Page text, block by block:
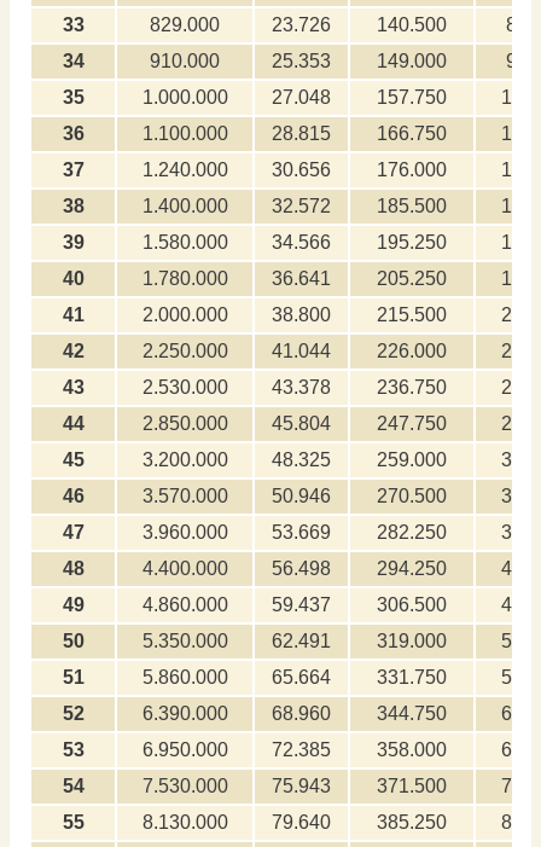
33
829.000 23.726 140.500
34
910.000 25.353 149.000
35
1.000.000 27.048 157.750
36
1.100.000 28.815 166.750
37
1.240.000 30.656 176.000
38
1.400.000 32.572 185.500
39
1.580.000 34.566 195.250
40
1.780.000 36.641 205.250
41
2.000.000 38.800 215.500
42
2.250.000 41.044 226.000
43
2.530.000 43.378 236.750
44
2.850.000 45.804 247.750
45
3.200.000 48.325 259.000
46
3.570.000 50.946 270.500
47
3.960.000 53.669 282.250
48
4.400.000 56.498 294.250
49
4.860.000 59.437 306.500
50
5.350.000 62.491 319.000
51
5.860.000 65.664 331.750
52
6.390.000 68.960 344.750
53
6.950.000 72.385 358.000
54
7.530.000 75.943 371.500
55
8.130.000 79.640 385.250